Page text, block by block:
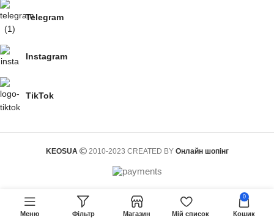
Telegram
Instagram
TikTok
KEOSUA 2010-2023 CREATED BY Онлайн шопінг
Меню Фільтр Магазин Мій список
0
Кошик